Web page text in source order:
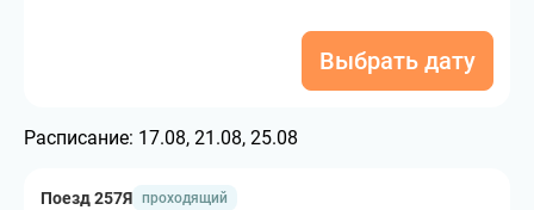
Выбрать дату
Расписание: 17.08, 21.08, 25.08
Поезд 257Я проходящий